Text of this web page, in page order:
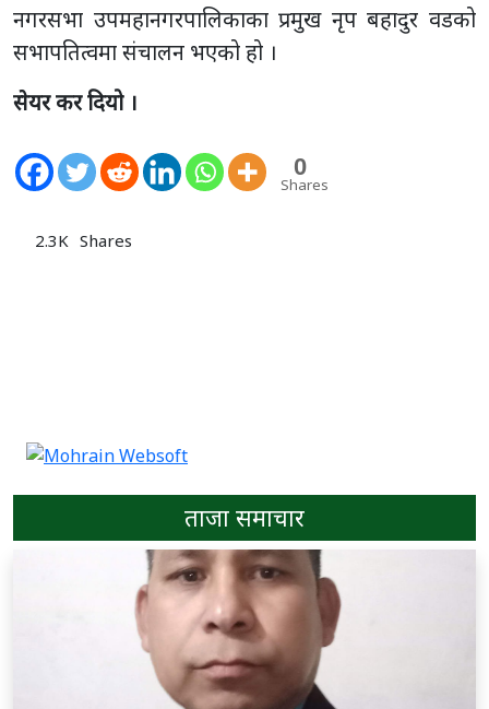
नगरसभा उपमहानगरपालिकाका प्रमुख नृप बहादुर वडको
सभापतित्वमा संचालन भएको हो ।
सेयर कर दियो ।
0
Shares
2.3K Shares
ताजा समाचार